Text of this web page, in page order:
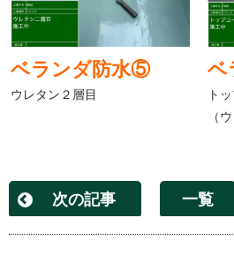
ベランダ防水⑤
ウレタン２層目
ベ
ト
（
次の記事 一覧